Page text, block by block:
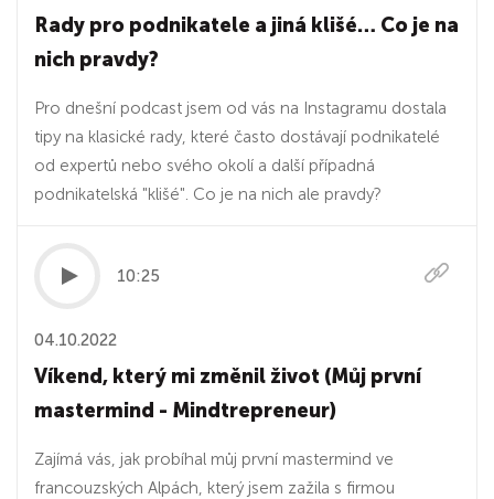
Rady pro podnikatele a jiná klišé… Co je na
nich pravdy?
Pro dnešní podcast jsem od vás na Instagramu dostala
tipy na klasické rady, které často dostávají podnikatelé
od expertů nebo svého okolí a další případná
podnikatelská "klišé". Co je na nich ale pravdy?
10:25
04.10.2022
Víkend, který mi změnil život (Můj první
mastermind - Mindtrepreneur)
Zajímá vás, jak probíhal můj první mastermind ve
francouzských Alpách, který jsem zažila s firmou